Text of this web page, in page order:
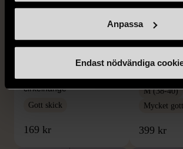
Anpassa
Endast nödvändiga
SNÖ OF SWEDEN
SNÖ of Sweden -
cirkelhänge
Gott skick
169 kr
RODEBJER
Rodebjer -
M (38-40)
Mycket
399 kr